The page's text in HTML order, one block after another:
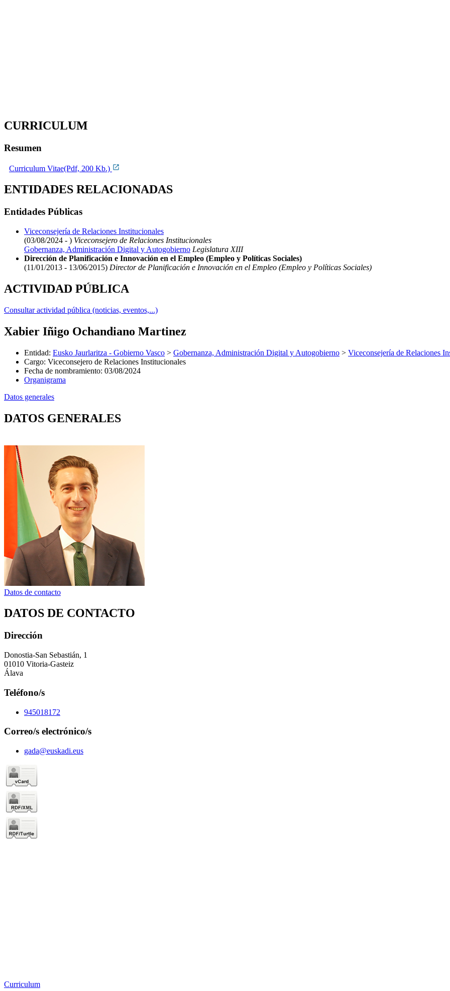
CURRICULUM
Resumen
Curriculum Vitae(Pdf, 200 Kb.)
ENTIDADES RELACIONADAS
Entidades Públicas
Viceconsejería de Relaciones Institucionales
(03/08/2024 - ) Viceconsejero de Relaciones Institucionales
Gobernanza, Administración Digital y Autogobierno Legislatura XIII
Dirección de Planificación e Innovación en el Empleo (Empleo y Políticas Sociales)
(11/01/2013 - 13/06/2015) Director de Planificación e Innovación en el Empleo (Empleo y Políticas Sociales)
ACTIVIDAD PÚBLICA
Consultar actividad pública (noticias, eventos,...)
Xabier Iñigo Ochandiano Martinez
Entidad: Eusko Jaurlaritza - Gobierno Vasco > Gobernanza, Administración Digital y Autogobierno > Viceconsejería de Relaciones
Cargo: Viceconsejero de Relaciones Institucionales
Fecha de nombramiento: 03/08/2024
Organigrama
Datos generales
DATOS GENERALES
Datos de contacto
DATOS DE CONTACTO
Dirección
Donostia-San Sebastián, 1
01010 Vitoria-Gasteiz
Álava
Teléfono/s
945018172
Correo/s electrónico/s
gada@euskadi.eus
Curriculum